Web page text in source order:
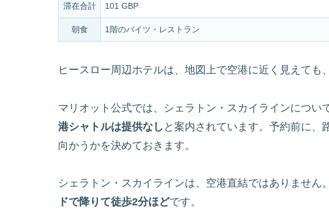
滞在合計 101 GBP
朝食 1階のバイツ・レストラン
ヒースロー周辺ホテルは、地図上で空港に近く見えても
マリオット公式では、シェラトン・スカイラインについ
港シャトルは提供なし と案内されています。予約前に、
向かうかを決めておきます。
シェラトン・スカイラインは、空港直結ではありません
ドで降りて徒歩2分ほどです。